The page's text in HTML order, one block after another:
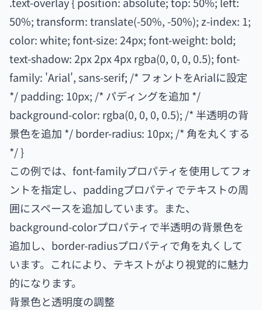
50%; transform: translate(-50%, -50%); z-index: 1;
color: white; font-size: 24px; font-weight: bold;
text-shadow: 2px 2px 4px rgba(0, 0, 0, 0.5); font-
family: 'Arial', sans-serif; /* フォントをArialに設定
*/ padding: 10px; /* パディングを追加 */
background-color: rgba(0, 0, 0, 0.5); /* 半透明の背
景色を追加 */ border-radius: 10px; /* 角を丸くする
*/ }
この例では、font-familyプロパティを使用してフォ
ントを指定し、paddingプロパティでテキストの周
囲にスペースを追加しています。また、
background-colorプロパティで半透明の背景色を
追加し、border-radiusプロパティで角を丸くして
います。これにより、テキストがより視覚的に魅力
的になります。
背景色と透明度の調整